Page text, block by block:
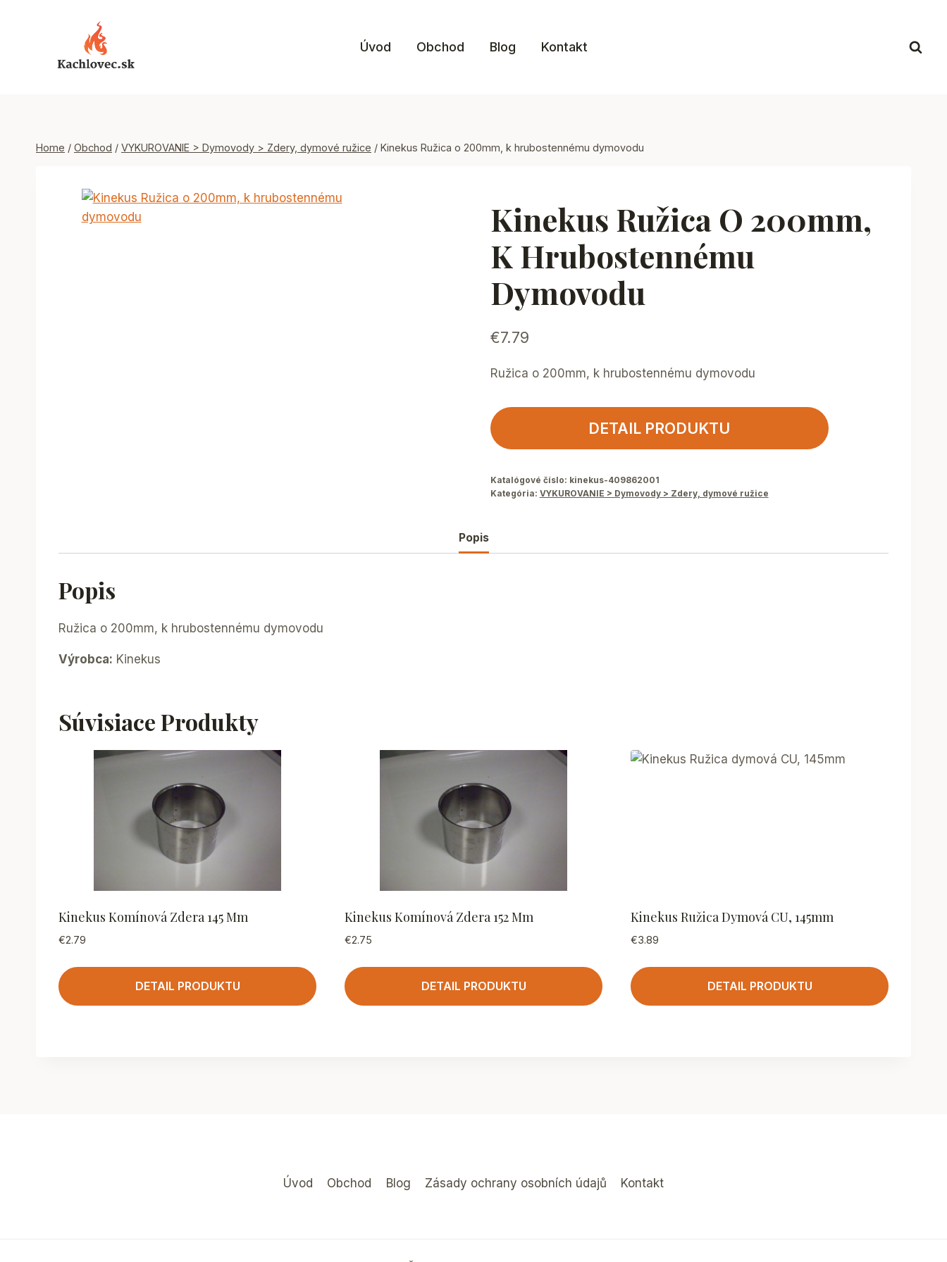
Úvod Obchod Blog Kontakt
Home / Obchod / VYKUROVANIE > Dymovody > Zdery, dymové ružice / Kinekus Ružica o 200mm, k hrubostennému dymovodu
Kinekus Ružica O 200mm,
K Hrubostennému
Dymovodu
€7.79
Ružica o 200mm, k hrubostennému dymovodu
DETAIL PRODUKTU
Katalógové číslo: kinekus-409862001
Kategória: VYKUROVANIE > Dymovody > Zdery, dymové ružice
Popis
Popis
Ružica o 200mm, k hrubostennému dymovodu
Výrobca: Kinekus
Súvisiace Produkty
Kinekus Komínová Zdera 145 Mm
€2.79
DETAIL PRODUKTU
Kinekus Komínová Zdera 152 Mm
€2.75
DETAIL PRODUKTU
Kinekus Ružica Dymová CU, 145mm
€3.89
DETAIL PRODUKTU
Úvod Obchod Blog Zásady ochrany osobních údajů Kontakt